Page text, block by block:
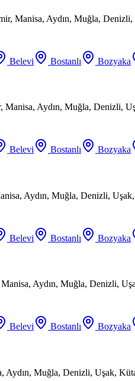
Manisa, Aydın, Muğla,
Belevi Bostanlı Bozyaka
Aydın, Muğla, Denizli,
Belevi Bostanlı Bozyaka
Aydın, Muğla, Denizli,
Belevi Bostanlı Bozyaka
Aydın, Muğla, Denizli,
Belevi Bostanlı Bozyaka
Muğla, Denizli, Uşak,